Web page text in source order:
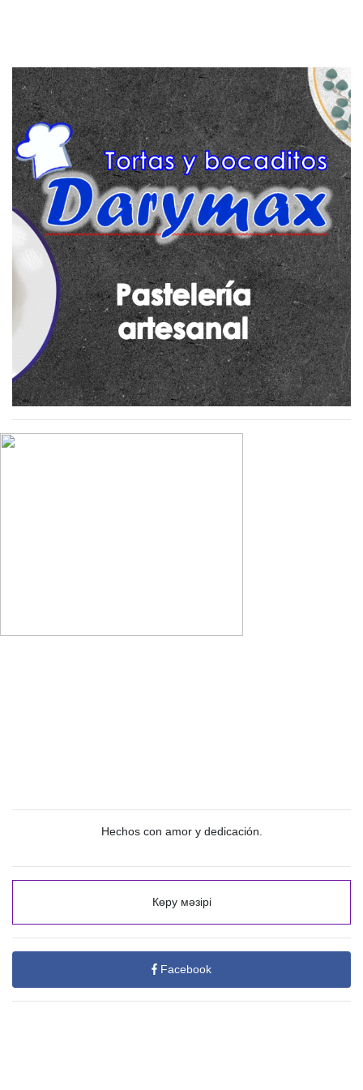
Hechos con amor y dedicación.
Көру мәзірі
Facebook